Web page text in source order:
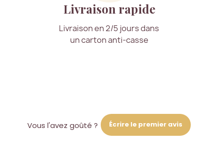
Livraison rapide
Livraison en 2/5 jours dans
un carton anti-casse
Vous l'avez goûté ? Écrire le premier avis